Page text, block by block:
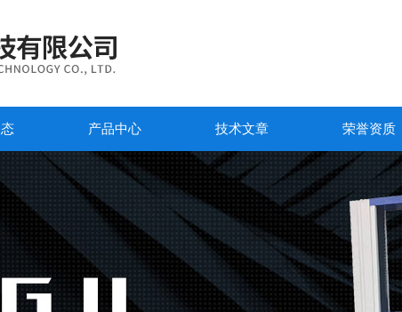
产品中心 技术文章 荣誉资质